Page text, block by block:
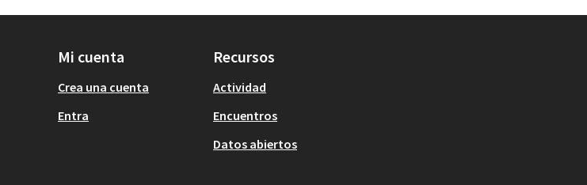
Mi cuenta
Crea una cuenta
Entra
Recursos
Actividad
Encuentros
Datos abiertos